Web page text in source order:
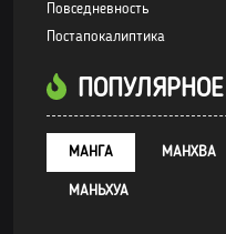
Повседневность
Постапокалиптика
ПОПУЛЯРНОЕ
МАНГА МАНХВА
МАНЬХУА